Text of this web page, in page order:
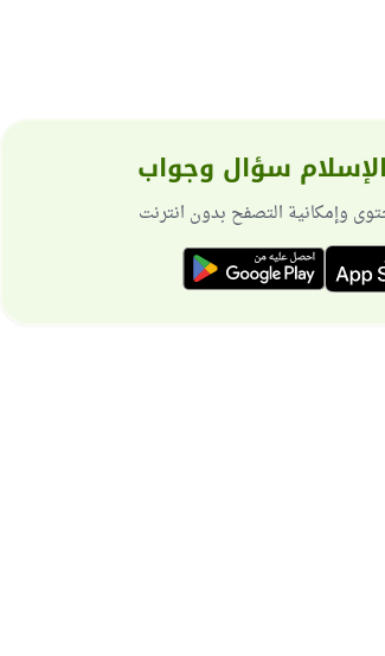
سؤال وجواب
وإمكانية التصفح بدون انترنت